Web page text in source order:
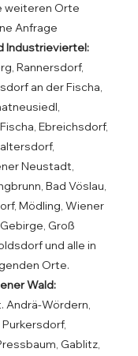
weiteren Orte
Anfrage
Industrieviertel:
Rannersdorf,
an der Fischa,
Ebreichsdorf,
Neustadt,
Bad Vöslau,
Mödling, Wiener
Groß
und alle in
Orte.
Wald:
Andrä-Wördern,
Gablitz,